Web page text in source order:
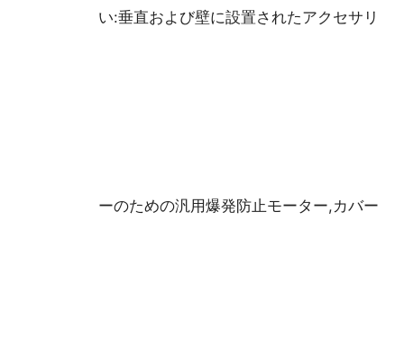
い:垂直および壁に設置されたアクセサリ
ーのための汎用爆発防止モーター,カバー